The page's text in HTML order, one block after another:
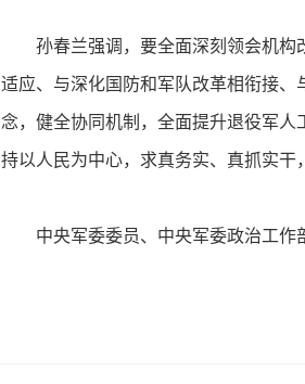
孙春兰强调，要全面深刻领会机
适应、与深化国防和军队改革相衔接
念，健全协同机制，全面提升退役军
持以人民为中心，求真务实、真抓实
中央军委委员、中央军委政治工作